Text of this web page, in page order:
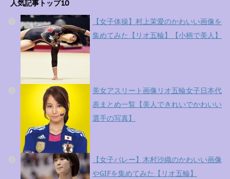
人気記事トップ10
【女子体操】村上茉愛のかわいい画像を
集めてみた【リオ五輪】【小柄で美人】
美女アスリート画像リオ五輪女子日本代
表まとめ一覧【美人できれいでかわいい
選手の写真】
【女子バレー】木村沙織のかわいい画像
やGIFを集めてみた【リオ五輪】